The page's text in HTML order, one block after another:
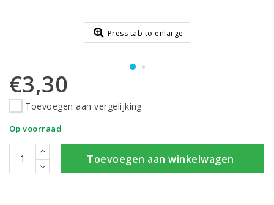
Press tab to enlarge
€3,30
Toevoegen aan vergelijking
Op voorraad
Toevoegen aan winkelwagen